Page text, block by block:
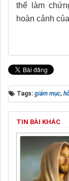
thể làm
hoàn cảnh
Tags: giám mục,
TIN BÀI KHÁC